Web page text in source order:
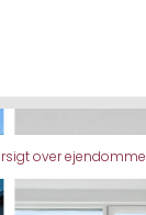
over ejendomme